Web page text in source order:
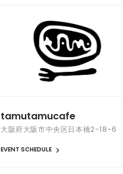
tamutamucafe
大阪府大阪市中央区日本橋2-18-6
EVENT SCHEDULE